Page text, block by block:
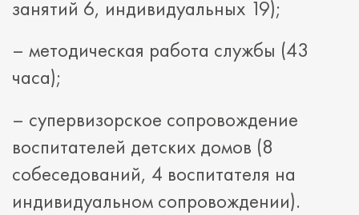
занятий 6, индивидуальных 19);
– методическая работа службы (43
часа);
– супервизорское сопровождение
воспитателей детских домов (8
собеседований, 4 воспитателя на
индивидуальном сопровождении).